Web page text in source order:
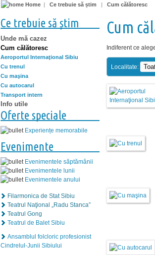
Home | Ce trebuie să știm | Cum călătoresc
Ce trebuie să știm
Unde mă cazez
Cum călătoresc
Aeroportul Internaţional Sibiu
Cu trenul
Cu maşina
Cu autocarul
Transport intern
Info utile
Oferte speciale
Experiențe memorabile
Evenimente
Evenimentele săptămânii
Evenimentele lunii
Evenimentele anului
Filarmonica de Stat Sibiu
Teatrul Naţional „Radu Stanca”
Teatrul Gong
Teatrul de Balet Sibiu
Ansamblul folcloric profesionist
Cindrelul-Junii Sibiului
Cum
Indiferent ce
Localitate: